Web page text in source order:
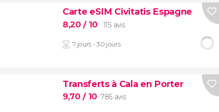
Carte eSIM Civitatis Espagne
8,20/ 10 115 avis
7 jours - 30 jours
Transferts à Cala en Porter
9,70/ 10 785 avis